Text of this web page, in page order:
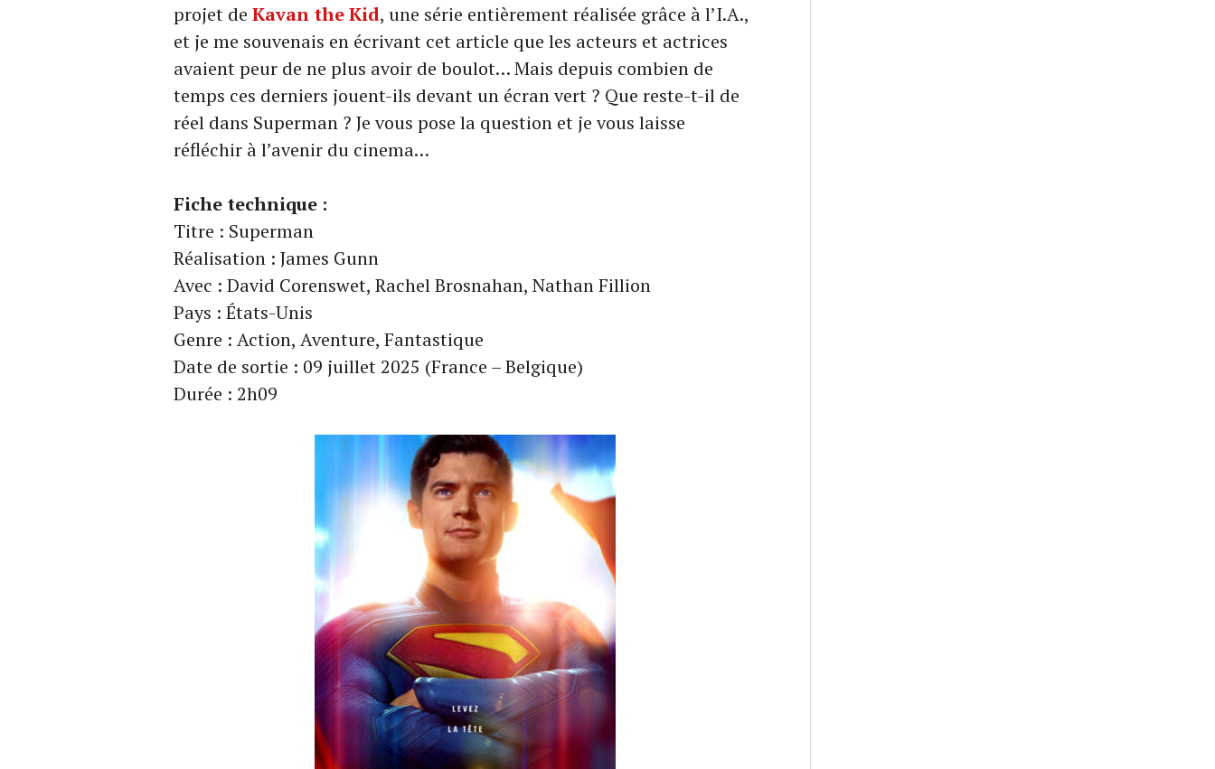
projet de Kavan the Kid, une série entièrement réalisée grâce à l’I.A.,
et je me souvenais en écrivant cet article que les acteurs et actrices
avaient peur de ne plus avoir de boulot… Mais depuis combien de
temps ces derniers jouent-ils devant un écran vert ? Que reste-t-il de
réel dans Superman ? Je vous pose la question et je vous laisse
réfléchir à l’avenir du cinema…
Fiche technique :
Titre : Superman
Réalisation : James Gunn
Avec : David Corenswet, Rachel Brosnahan, Nathan Fillion
Pays : États-Unis
Genre : Action, Aventure, Fantastique
Date de sortie : 09 juillet 2025 (France – Belgique)
Durée : 2h09